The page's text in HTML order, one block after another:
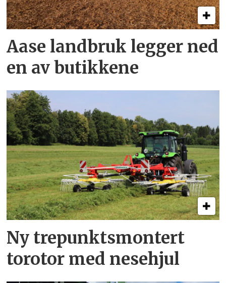
Aase landbruk legger ned
en av butikkene
Ny trepunkts­montert
torotor med nesehjul